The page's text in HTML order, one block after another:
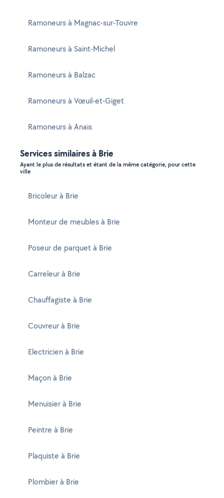
Ramoneurs à Magnac-sur-Touvre
Ramoneurs à Saint-Michel
Ramoneurs à Balzac
Ramoneurs à Vœuil-et-Giget
Ramoneurs à Anais
Services similaires à Brie
Ayant le plus de résultats et étant de la même catégorie, pour cette
ville
Bricoleur à Brie
Monteur de meubles à Brie
Poseur de parquet à Brie
Carreleur à Brie
Chauffagiste à Brie
Couvreur à Brie
Electricien à Brie
Maçon à Brie
Menuisier à Brie
Peintre à Brie
Plaquiste à Brie
Plombier à Brie